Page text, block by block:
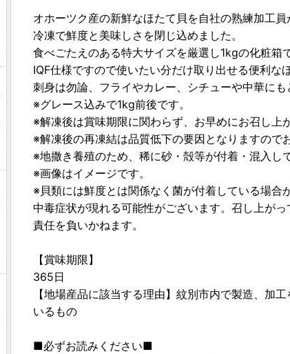
オホーツク産の新鮮なほたて貝を自社の熟練加工
冷凍で鮮度と美味しさを閉じ込めました。
食べごたえのある特大サイズを厳選し1kgの化粧箱
IQF仕様ですので使いたい分だけ取り出せる便利な
刺身は勿論、フライやカレー、シチューや中華にも
※グレース込みで1kg前後です。
※解凍後は賞味期限に関わらず、お早めにお召し上
※解凍後の再凍結は品質低下の要因となりますので
※地撒き養殖のため、稀に砂・殻等が付着・混入し
※画像はイメージです。
※貝類には鮮度とは関係なく菌が付着している場合
中毒症状が現れる可能性がございます。召し上が
責任を負いかねます。
【賞味期限】
365日
【地場産品に該当する理由】紋別市内で製造、加
いるもの
■必ずお読みください■